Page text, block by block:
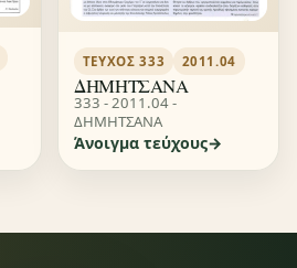
ΤΕΎΧΟΣ 333 2011.04
ΔΗΜΗΤΣΑΝΑ
333 - 2011.04 -
ΔΗΜΗΤΣΑΝΑ
Άνοιγμα τεύχους